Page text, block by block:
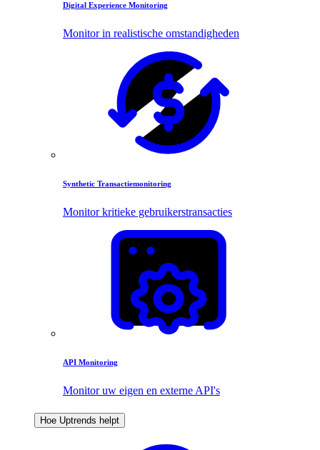
Digital Experience Monitoring
Monitor in realistische omstandigheden
Synthetic Transactiemonitoring
Monitor kritieke gebruikerstransacties
API Monitoring
Monitor uw eigen en externe API's
Hoe Uptrends helpt